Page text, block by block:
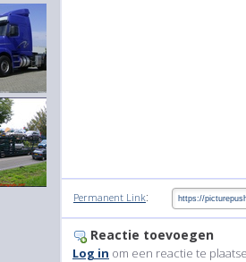
Permanent Link:
Reactie toevoegen
Log in om een reactie te